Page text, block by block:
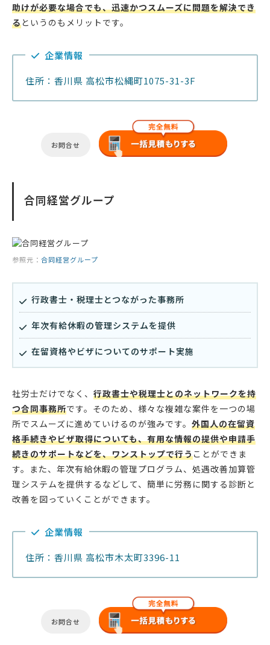
助けが必要な場合でも、迅速かつスムーズに問題を解決でき
るというのもメリットです。
企業情報
住所：香川県 高松市松縄町1075-31-3F
お問合せ
合同経営グループ
参照元： 合同経営グループ
行政書士・税理士とつながった事務所
年次有給休暇の管理システムを提供
在留資格やビザについてのサポート実施
社労士だけでなく、 行政書士や税理士とのネットワークを持
つ合同事務所です。そのため、様々な複雑な案件を一つの場
所でスムーズに進めていけるのが強みです。 外国人の在留資
格手続きやビザ取得についても、有用な情報の提供や申請手
続きのサポートなどを、ワンストップで行うことができま
す。また、年次有給休暇の管理プログラム、処遇改善加算管
理システムを提供するなどして、簡単に労務に関する診断と
改善を図っていくことができます。
企業情報
住所：香川県 高松市木太町3396-11
お問合せ